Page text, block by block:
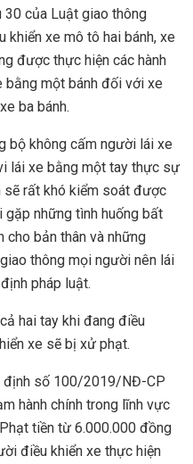
của Luật giao thông
xe mô tô hai bánh, xe
được thực hiện các hành
bằng một bánh đối với xe
ba bánh.
bộ không cấm người lái xe
lái xe bằng một tay thực sự
sẽ rất khó kiểm soát được
những tình huống bất
cho bản thân và những
thông mọi người nên lái
pháp luật.
hai tay khi đang điều
xe sẽ bị xử phạt.
định số 100/2019/NĐ-CP
hành chính trong lĩnh vực
tiền từ 6.000.000 đồng
điều khiển xe thực hiện